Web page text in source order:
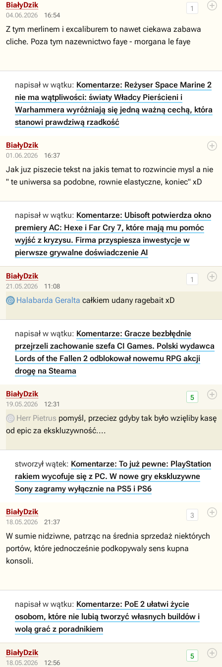
04.06.2026 16:54
1
BiałyDzik
Z tym merlinem i excaliburem to nawet ciekawa zabawa
cliche. Poza tym nazewnictwo faye - morgana le faye
napisał w wątku: Komentarze: Reżyser Space Marine 2
nie ma wątpliwości: światy Władcy Pierścieni i
Warhammera wyróżniają się jedną ważną cechą, która
stanowi prawdziwą rzadkość
01.06.2026 16:37
BiałyDzik
Jak juz piszecie tekst na jakis temat to rozwincie mysl a nie
" te uniwersa sa podobne, rownie elastyczne, koniec" xD
napisał w wątku: Komentarze: Ubisoft potwierdza okno
premiery AC: Hexe i Far Cry 7, które mają mu pomóc
wyjść z kryzysu. Firma przyspiesza inwestycje w
pierwsze grywalne doświadczenie AI
21.05.2026 11:08
1
BiałyDzik
Halabarda Geralta całkiem udany ragebait xD
napisał w wątku: Komentarze: Gracze bezbłędnie
przejrzeli zachowanie szefa CI Games. Polski wydawca
Lords of the Fallen 2 odblokował nowemu RPG akcji
drogę na Steama
19.05.2026 12:31
5
BiałyDzik
Herr Pietrus pomyśl, przeciez gdyby tak było wzięliby kasę
od epic za ekskluzywność....
stworzył wątek: Komentarze: To już pewne: PlayStation
rakiem wycofuje się z PC. W nowe gry ekskluzywne
Sony zagramy wyłącznie na PS5 i PS6
18.05.2026 21:37
3
BiałyDzik
W sumie nidziwne, patrząc na średnia sprzedaż niektórych
portów, które jednocześnie podkopywaly sens kupna
konsoli.
napisał w wątku: Komentarze: PoE 2 ułatwi życie
osobom, które nie lubią tworzyć własnych buildów i
wolą grać z poradnikiem
18.05.2026 12:56
5
BiałyDzik